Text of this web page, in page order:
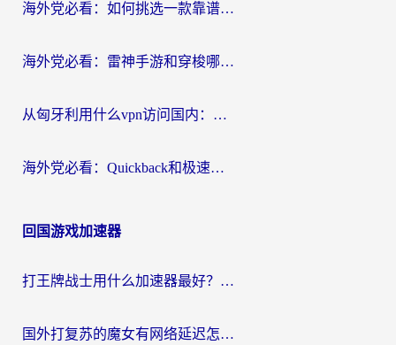
海外党必看：如何挑选一款靠谱的PC端VPN，让回国冲浪不再卡顿
海外党必看：雷神手游和穿梭哪个好？3步教你选对回国加速器（附实测对比）
从匈牙利用什么vpn访问国内：一份海外游子的网络归乡指南
海外党必看：Quickback和极速穿梭VPN好用吗？3步选对回国加速器实现无缝刷国内资源
回国游戏加速器
打王牌战士用什么加速器最好？海外玩家的终极选择指南
国外打复苏的魔女有网络延迟怎么办？2026海外玩家国服游戏加速全攻略